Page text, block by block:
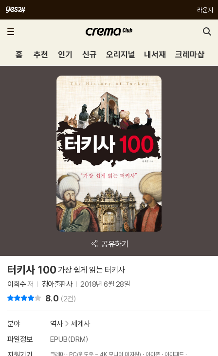
라운지
홈 추천 인기 신규 오리지널 내서재 크레마샵
공유하기
터키사 100 가장 쉽게 읽는 터키사
이희수저 청아출판사 2018년 6월 28일
8.0 (2건)
분야 역사> 세계사
파일정보
EPUB(DRM)
크레마 PC(윈도우 - 4K 모니터 미지원) 아이폰
아이패드